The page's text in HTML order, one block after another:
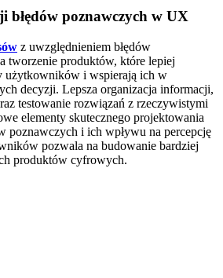
błędów poznawczych w UX
z uwzględnieniem błędów
tworzenie produktów, które lepiej
użytkowników i wspierają ich w
decyzji. Lepsza organizacja informacji,
testowanie rozwiązań z rzeczywistymi
elementy skutecznego projektowania
poznawczych i ich wpływu na percepcję
pozwala na budowanie bardziej
produktów cyfrowych.